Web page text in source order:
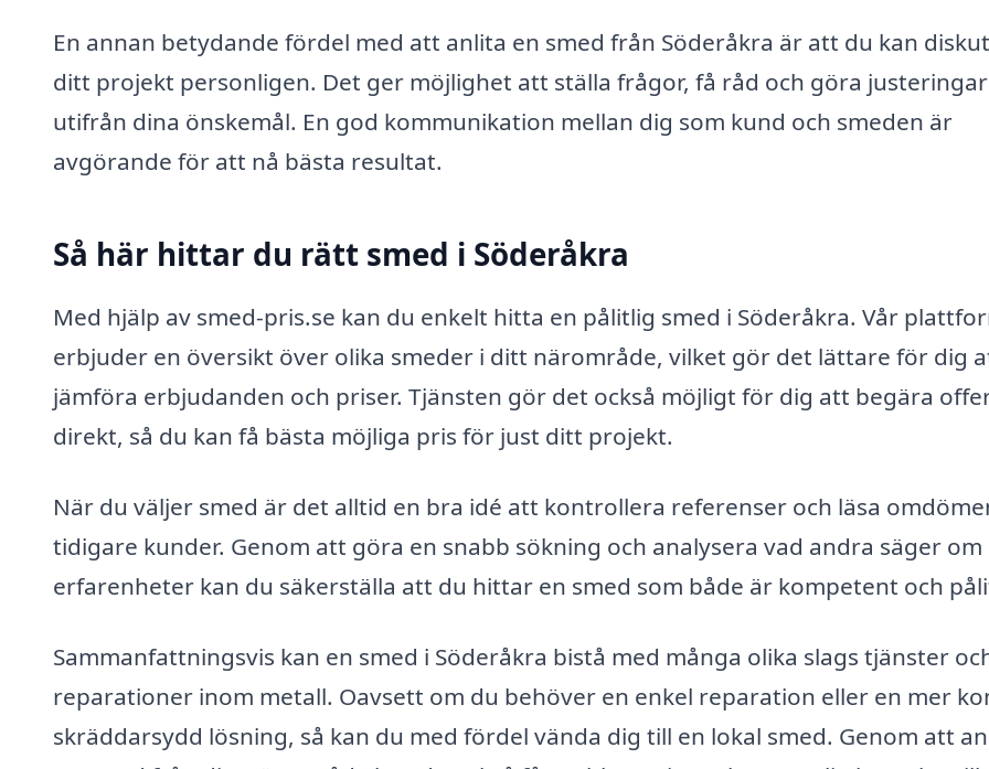
En annan betydande fördel med att anlita en smed från Söderåkra är att du kan
ditt projekt personligen. Det ger möjlighet att ställa frågor, få råd och göra justeringar
utifrån dina önskemål. En god kommunikation mellan dig som kund och smeden är
avgörande för att nå bästa resultat.
Så här hittar du rätt smed i Söderåkra
Med hjälp av smed-pris.se kan du enkelt hitta en pålitlig smed i Söderåkra. Vår
erbjuder en översikt över olika smeder i ditt närområde, vilket gör det lättare för dig
jämföra erbjudanden och priser. Tjänsten gör det också möjligt för dig att begära
direkt, så du kan få bästa möjliga pris för just ditt projekt.
När du väljer smed är det alltid en bra idé att kontrollera referenser och läsa
tidigare kunder. Genom att göra en snabb sökning och analysera vad andra säger om
erfarenheter kan du säkerställa att du hittar en smed som både är kompetent och
Sammanfattningsvis kan en smed i Söderåkra bistå med många olika slags tjänster
reparationer inom metall. Oavsett om du behöver en enkel reparation eller en mer
skräddarsydd lösning, så kan du med fördel vända dig till en lokal smed. Genom att